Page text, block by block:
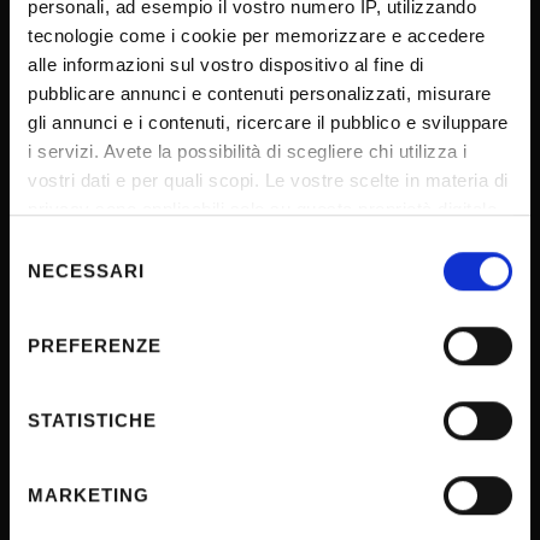
personali, ad esempio il vostro numero IP, utilizzando
tecnologie come i cookie per memorizzare e accedere
alle informazioni sul vostro dispositivo al fine di
pubblicare annunci e contenuti personalizzati, misurare
gli annunci e i contenuti, ricercare il pubblico e sviluppare
i servizi. Avete la possibilità di scegliere chi utilizza i
vostri dati e per quali scopi. Le vostre scelte in materia di
modificare o revocare il proprio consenso in qualsiasi
momento dalla Dichiarazione sui cookie o facendo clic
raccogliere informazioni sulla tua posizione
geografica, con un'approssimazione di qualche
Identificare il tuo dispositivo, scansionandolo
delNECESSARI
PREFERENZE
STATISTICHE
MARKETING
SPORTELLO ATENEO
Amministrazione trasparente
Albo Ufficiale
Gare di appalto
Note legali
Cookie
Iniziative e convegni